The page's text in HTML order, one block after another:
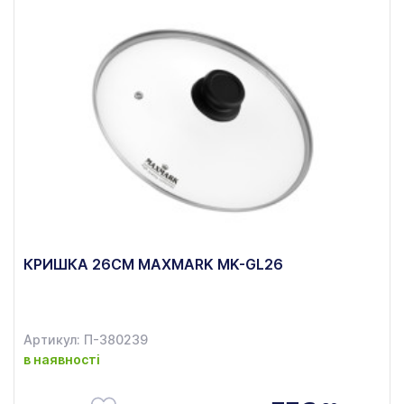
КРИШКА 26СМ MAXMARK MK-GL26
Артикул: П-380239
в наявності